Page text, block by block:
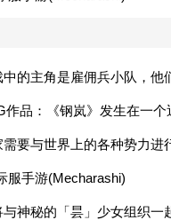
的主角是雇佣兵小队，他
品：《钢岚》发生在一
要与世界上的各种势力进
神秘的「昙」少女组织一